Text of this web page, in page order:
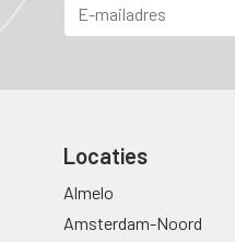
Locaties
Almelo
Amsterdam-Noord